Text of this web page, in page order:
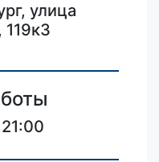
улица